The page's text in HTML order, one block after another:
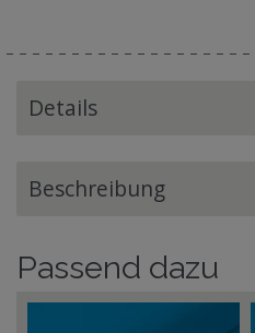
Details
Beschreibung
Passend dazu